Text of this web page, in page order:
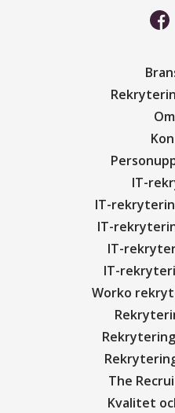
IT-
IT-
IT-
IT-
IT-
Worko
The
Kvalitet